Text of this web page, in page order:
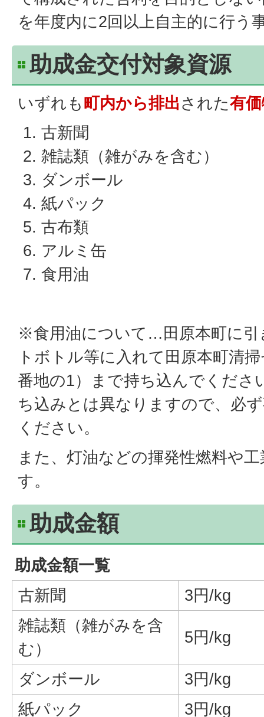
を年度内に2回以上自主的に行う
助成金交付対象資源
いずれも町内から排出された有
古新聞
雑誌類（雑がみを含む）
ダンボール
紙パック
古布類
アルミ缶
食用油
※食用油について…田原本町に引
トボトル等に入れて田原本町清
番地の1）まで持ち込んでくださ
ち込みとは異なりますので、必
ください。
また、灯油などの揮発性燃料や
す。
助成金額
助成金額一覧
古新聞
3円/kg
雑誌類（雑がみを含
む）
5円/kg
ダンボール
3円/kg
紙パック
3円/kg